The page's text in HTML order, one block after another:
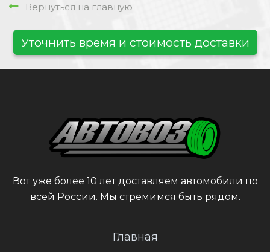
Вернуться на главную
Уточнить время и стоимость доставки
Вот уже более 10 лет доставляем автомобили по
всей России. Мы стремимся быть рядом.
Главная